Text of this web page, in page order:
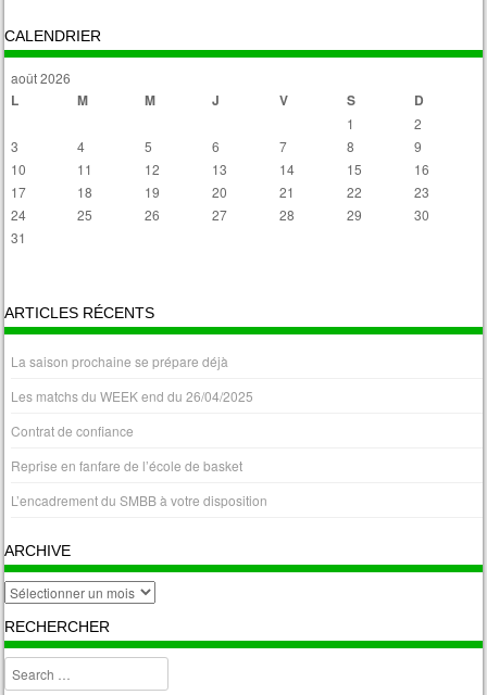
CALENDRIER
août 2026
L M M J V S D
1
2
3
4 5 6 7 8
9
10
11 12 13 14 15
16
17
18 19 20 21 22
23
24
25 26 27 28 29
30
31
ARTICLES RÉCENTS
La saison prochaine se prépare déjà
Les matchs du WEEK end du 26/04/2025
Contrat de confiance
Reprise en fanfare de l’école de basket
L’encadrement du SMBB à votre disposition
ARCHIVE
archive
RECHERCHER
Search